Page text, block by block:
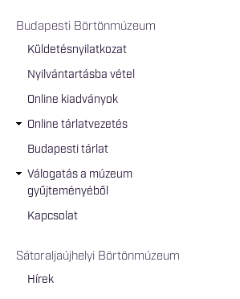
Budapesti Börtönmúzeum
Küldetésnyilatkozat
Nyilvántartásba vétel
Online kiadványok
Online tárlatvezetés
Budapesti tárlat
Válogatás a múzeum
gyűjteményéből
Kapcsolat
Sátoraljaújhelyi Börtönmúzeum
Hírek